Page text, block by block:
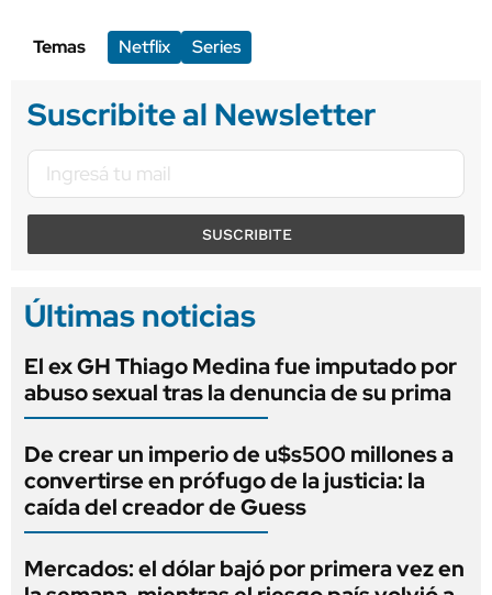
Temas Netflix Series
Suscribite al Newsletter
SUSCRIBITE
Últimas noticias
El ex GH Thiago Medina fue imputado por
abuso sexual tras la denuncia de su prima
De crear un imperio de u$s500 millones a
convertirse en prófugo de la justicia: la
caída del creador de Guess
Mercados: el dólar bajó por primera vez en